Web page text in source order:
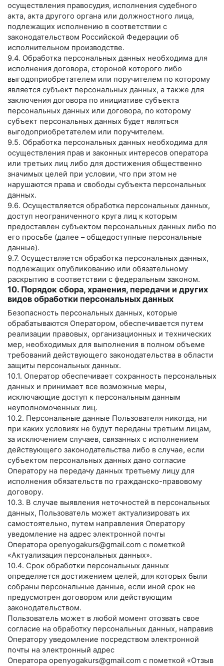
осуществления правосудия, исполнения судебного
акта, акта другого органа или должностного лица,
подлежащих исполнению в соответствии с
законодательством Российской Федерации об
исполнительном производстве.
9.4. Обработка персональных данных необходима для
исполнения договора, стороной которого либо
выгодоприобретателем или поручителем по которому
является субъект персональных данных, а также для
заключения договора по инициативе субъекта
персональных данных или договора, по которому
субъект персональных данных будет являться
выгодоприобретателем или поручителем.
9.5. Обработка персональных данных необходима для
осуществления прав и законных интересов оператора
или третьих лиц либо для достижения общественно
значимых целей при условии, что при этом не
нарушаются права и свободы субъекта персональных
данных.
9.6. Осуществляется обработка персональных данных,
доступ неограниченного круга лиц к которым
предоставлен субъектом персональных данных либо по
его просьбе (далее – общедоступные персональные
данные).
9.7. Осуществляется обработка персональных данных,
подлежащих опубликованию или обязательному
раскрытию в соответствии с федеральным законом.
10. Порядок сбора, хранения, передачи и других
видов обработки персональных данных
Безопасность персональных данных, которые
обрабатываются Оператором, обеспечивается путем
реализации правовых, организационных и технических
мер, необходимых для выполнения в полном объеме
требований действующего законодательства в области
защиты персональных данных.
10.1. Оператор обеспечивает сохранность персональных
данных и принимает все возможные меры,
исключающие доступ к персональным данным
неуполномоченных лиц.
10.2. Персональные данные Пользователя никогда, ни
при каких условиях не будут переданы третьим лицам,
за исключением случаев, связанных с исполнением
действующего законодательства либо в случае, если
субъектом персональных данных дано согласие
Оператору на передачу данных третьему лицу для
исполнения обязательств по гражданско-правовому
договору.
10.3. В случае выявления неточностей в персональных
данных, Пользователь может актуализировать их
самостоятельно, путем направления Оператору
уведомление на адрес электронной почты
Оператора openyogakurs@gmail.com с пометкой
«Актуализация персональных данных».
10.4. Срок обработки персональных данных
определяется достижением целей, для которых были
собраны персональные данные, если иной срок не
предусмотрен договором или действующим
законодательством.
Пользователь может в любой момент отозвать свое
согласие на обработку персональных данных, направив
Оператору уведомление посредством электронной
почты на электронный адрес
Оператора openyogakurs@gmail.com с пометкой «Отзыв